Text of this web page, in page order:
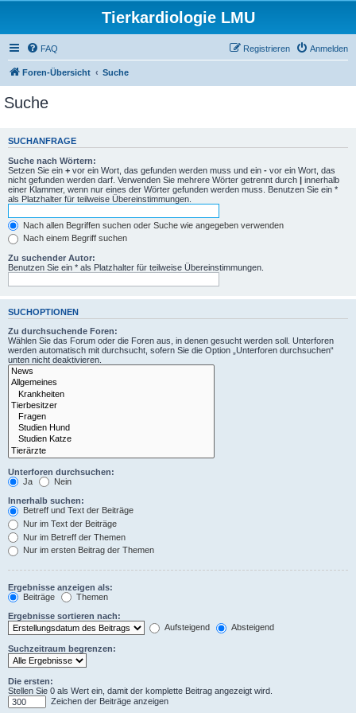
Tierkardiologie LMU
FAQ Anmelden
Registrieren
Foren-Übersicht Suche
Suche
SUCHANFRAGE
Suche nach Wörtern:
Setzen Sie ein + vor ein Wort, das gefunden werden muss und ein - vor ein Wort, das
nicht gefunden werden darf. Verwenden Sie mehrere Wörter getrennt durch | innerhalb
einer Klammer, wenn nur eines der Wörter gefunden werden muss. Benutzen Sie ein *
als Platzhalter für teilweise Übereinstimmungen.
Nach allen Begriffen suchen oder Suche wie angegeben verwenden
Nach einem Begriff suchen
Zu suchender Autor:
Benutzen Sie ein * als Platzhalter für teilweise Übereinstimmungen.
SUCHOPTIONEN
Zu durchsuchende Foren:
Wählen Sie das Forum oder die Foren aus, in denen gesucht werden soll. Unterforen
werden automatisch mit durchsucht, sofern Sie die Option „Unterforen durchsuchen“
unten nicht deaktivieren.
Unterforen durchsuchen:
Ja
Nein
Innerhalb suchen:
Betreff und Text der Beiträge
Nur im Text der Beiträge
Nur im Betreff der Themen
Nur im ersten Beitrag der Themen
Ergebnisse anzeigen als:
Beiträge
Themen
Ergebnisse sortieren nach:
Aufsteigend
Absteigend
Suchzeitraum begrenzen:
Die ersten:
Stellen Sie 0 als Wert ein, damit der komplette Beitrag angezeigt wird.
Zeichen der Beiträge anzeigen